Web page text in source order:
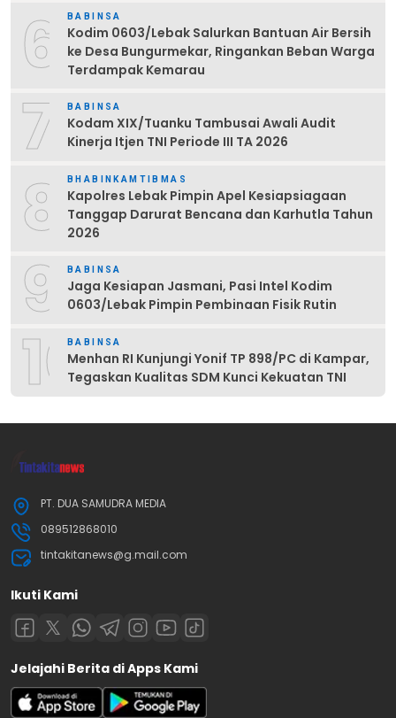
6 BABINSA
Kodim 0603/Lebak Salurkan Bantuan Air Bersih
ke Desa Bungurmekar, Ringankan Beban Warga
Terdampak Kemarau
7 BABINSA
Kodam XIX/Tuanku Tambusai Awali Audit
Kinerja Itjen TNI Periode III TA 2026
8 BHABINKAMTIBMAS
Kapolres Lebak Pimpin Apel Kesiapsiagaan
Tanggap Darurat Bencana dan Karhutla Tahun
2026
9 BABINSA
Jaga Kesiapan Jasmani, Pasi Intel Kodim
0603/Lebak Pimpin Pembinaan Fisik Rutin
10BABINSA
Menhan RI Kunjungi Yonif TP 898/PC di Kampar,
Tegaskan Kualitas SDM Kunci Kekuatan TNI
PT. DUA SAMUDRA MEDIA
089512868010
tintakitanews@g.mail.com
Ikuti Kami
Jelajahi Berita di Apps Kami